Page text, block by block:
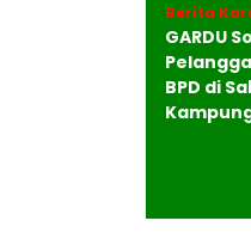
Berita
GARDU
BPD di